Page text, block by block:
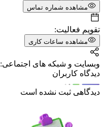
مشاهده شماره تماس
تقویم فعالیت:
مشاهده ساعات کاری
وبسایت و شبکه های اجتماعی:
دیدگاه کاربران
دیدگاهی ثبت نشده است